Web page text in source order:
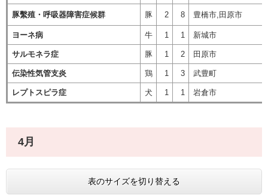
豚繫殖・呼吸器障害症候群 豚 2 8 豊橋市,田原市
ヨーネ病 牛 1 1 新城市
サルモネラ症 豚 1 2 田原市
伝染性気管支炎 鶏 1 3 武豊町
レプトスピラ症 犬 1 1 岩倉市
4月
表のサイズを切り替える